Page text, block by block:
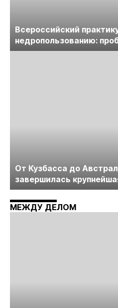
Всероссийский
недропользованию:
лицензирования,
От Кузбасса до
завершилась
технологий «Недра
Майнинг»
МЕЖДУ ДЕЛОМ